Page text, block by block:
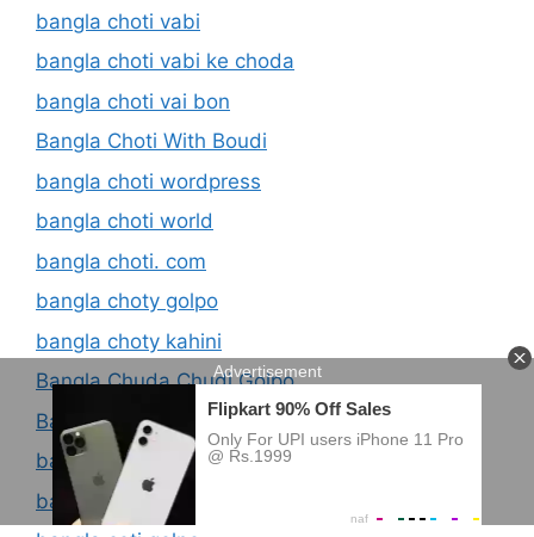
bangla choti vabi
bangla choti vabi ke choda
bangla choti vai bon
Bangla Choti With Boudi
bangla choti wordpress
bangla choti world
bangla choti. com
bangla choty golpo
bangla choty kahini
Bangla Chuda Chudi Golpo
Bangla Chuda Chudir Golpo
bangla chudachdui choti
bangla chudachudir golpo